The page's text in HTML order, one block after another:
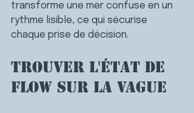
transforme une mer confuse en un
rythme lisible, ce qui sécurise
chaque prise de décision.
Trouver l'état de
flow sur la vague